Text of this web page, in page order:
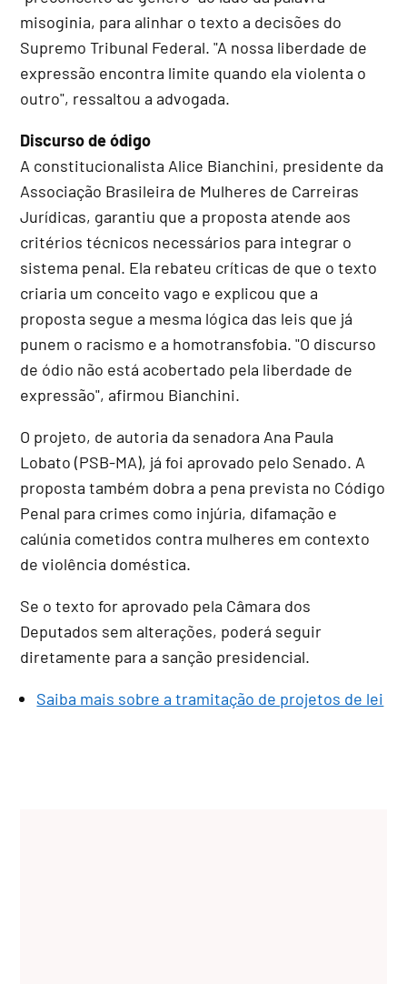
misoginia, para alinhar o texto a decisões do
Supremo Tribunal Federal. "A nossa liberdade de
expressão encontra limite quando ela violenta o
outro", ressaltou a advogada.
Discurso de ódigo
A constitucionalista Alice Bianchini, presidente da
Associação Brasileira de Mulheres de Carreiras
Jurídicas, garantiu que a proposta atende aos
critérios técnicos necessários para integrar o
sistema penal. Ela rebateu críticas de que o texto
criaria um conceito vago e explicou que a
proposta segue a mesma lógica das leis que já
punem o racismo e a homotransfobia. "O discurso
de ódio não está acobertado pela liberdade de
expressão", afirmou Bianchini.
O projeto, de autoria da senadora Ana Paula
Lobato (PSB-MA), já foi aprovado pelo Senado. A
proposta também dobra a pena prevista no Código
Penal para crimes como injúria, difamação e
calúnia cometidos contra mulheres em contexto
de violência doméstica.
Se o texto for aprovado pela Câmara dos
Deputados sem alterações, poderá seguir
diretamente para a sanção presidencial.
Saiba mais sobre a tramitação de projetos de lei